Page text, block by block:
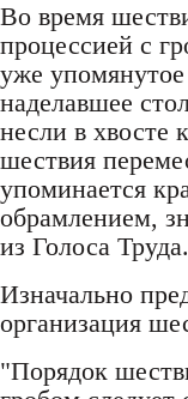
Во время
процессией с
уже
наделавшее
несли в хвосте
шествия
упоминается
обрамлением,
из Голоса Труда.
Изначально
организация
"Порядок